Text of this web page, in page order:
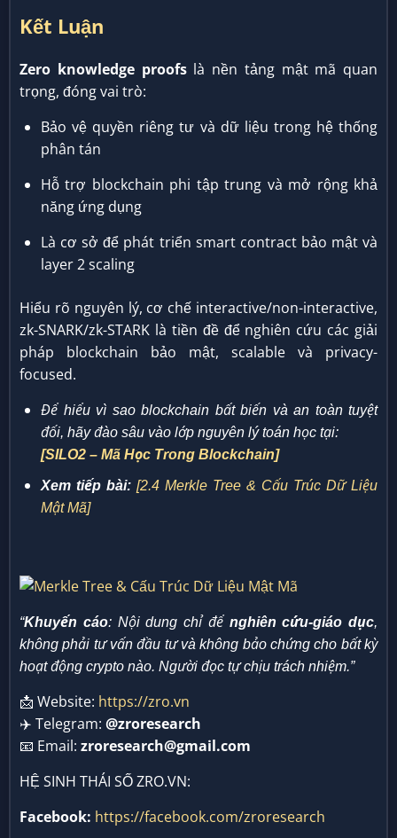
Kết Luận
Zero knowledge proofslà nền tảng mật mã quan
trọng, đóng vai trò:
Bảo vệ quyền riêng tư và dữ liệu trong hệ thống
phân tán
Hỗ trợ blockchain phi tập trung và mở rộng khả
năng ứng dụng
Là cơ sở để phát triển smart contract bảo mật và
layer 2 scaling
Hiểu rõ nguyên lý, cơ chế interactive/non-interactive,
zk-SNARK/zk-STARK là tiền đề để nghiên cứu các giải
pháp blockchain bảo mật, scalable và privacy-
focused.
Để hiểu vì sao blockchain bất biến và an toàn tuyệt
đối, hãy đào sâu vào lớp nguyên lý toán học tại:
[SILO2 – Mã Học Trong Blockchain]
Xem tiếp bài: [2.4 Merkle Tree & Cấu Trúc Dữ Liệu
Mật Mã]
“Khuyến cáo: Nội dung chỉ để nghiên cứu-giáo dục,
không phải tư vấn đầu tư và không bảo chứng cho bất kỳ
hoạt động crypto nào. Người đọc tự chịu trách nhiệm.”
📩 Website: https://zro.vn
✈️ Telegram: @zroresearch
📧 Email: zroresearch@gmail.com
HỆ SINH THÁI SỐ ZRO.VN:
Facebook: https://facebook.com/zroresearch